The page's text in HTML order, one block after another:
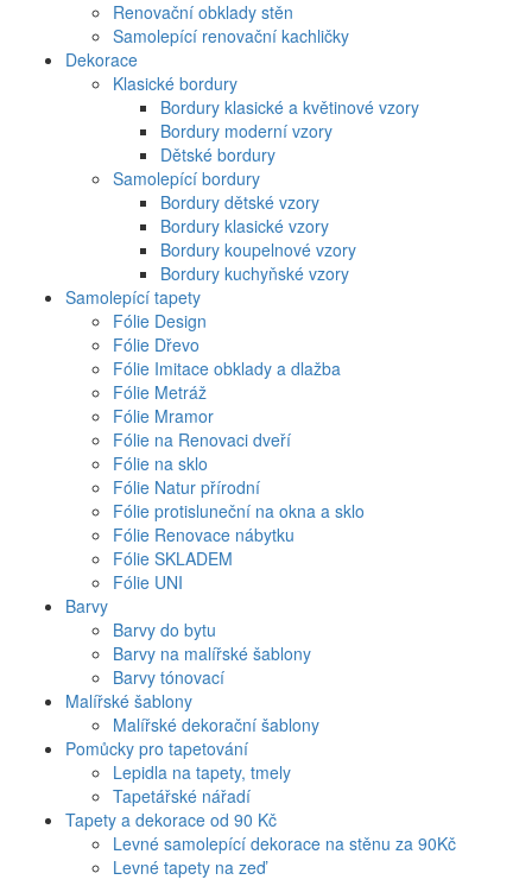
Renovační obklady stěn
Samolepící renovační kachličky
Dekorace
Klasické bordury
Bordury klasické a květinové vzory
Bordury moderní vzory
Dětské bordury
Samolepící bordury
Bordury dětské vzory
Bordury klasické vzory
Bordury koupelnové vzory
Bordury kuchyňské vzory
Samolepící tapety
Fólie Design
Fólie Dřevo
Fólie Imitace obklady a dlažba
Fólie Metráž
Fólie Mramor
Fólie na Renovaci dveří
Fólie na sklo
Fólie Natur přírodní
Fólie protisluneční na okna a sklo
Fólie Renovace nábytku
Fólie SKLADEM
Fólie UNI
Barvy
Barvy do bytu
Barvy na malířské šablony
Barvy tónovací
Malířské šablony
Malířské dekorační šablony
Pomůcky pro tapetování
Lepidla na tapety, tmely
Tapetářské nářadí
Tapety a dekorace od 90 Kč
Levné samolepící dekorace na stěnu za 90Kč
Levné tapety na zeď